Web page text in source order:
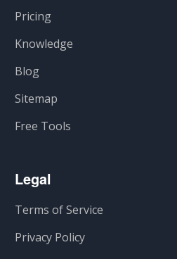
Pricing
Knowledge
Blog
Sitemap
Free Tools
Legal
Terms of Service
Privacy Policy